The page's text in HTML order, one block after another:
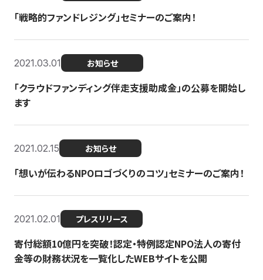
「戦略的ファンドレジング」セミナーのご案内！
2021.03.01 お知らせ
「クラウドファンディング伴走支援助成金」の公募を開始し
ます
2021.02.15 お知らせ
「想いが伝わるNPOロゴづくりのコツ」セミナーのご案内！
2021.02.01 プレスリリース
寄付総額10億円を突破！認定・特例認定NPO法人の寄付
金等の財務状況を一覧化したWEBサイトを公開